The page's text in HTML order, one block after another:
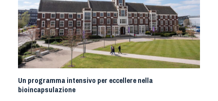
Un programma intensivo per eccellere nella
bioincapsulazione